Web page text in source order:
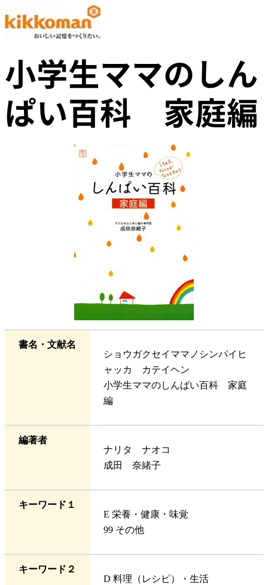
小学生ママのしん
ぱい百科 家庭編
書名・文献名
ショウガクセイママノシンパイヒ
ャッカ カテイヘン
小学生ママのしんぱい百科 家庭
編
編著者
ナリタ ナオコ
成田 奈緒子
キーワード１
E 栄養・健康・味覚
99 その他
キーワード２
D 料理（レシピ）・生活